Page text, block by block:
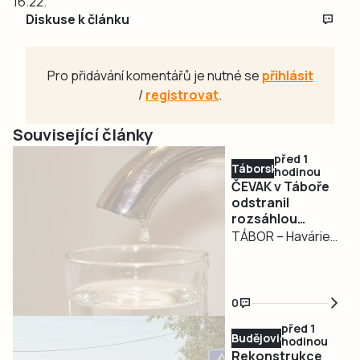
Diskuse k článku
Pro přidávání komentářů je nutné se přihlásit
/registrovat.
Související články
Táborsko
před 1
hodinou
ČEVAK v Táboře
odstranil
rozsáhlou
havárii a v půl
TÁBOR – Havárie
odpoledne ocitla
bez vody zhruba
třetina města v
severní části
0
Budějovicko
před 1
hodinou
Rekonstrukce